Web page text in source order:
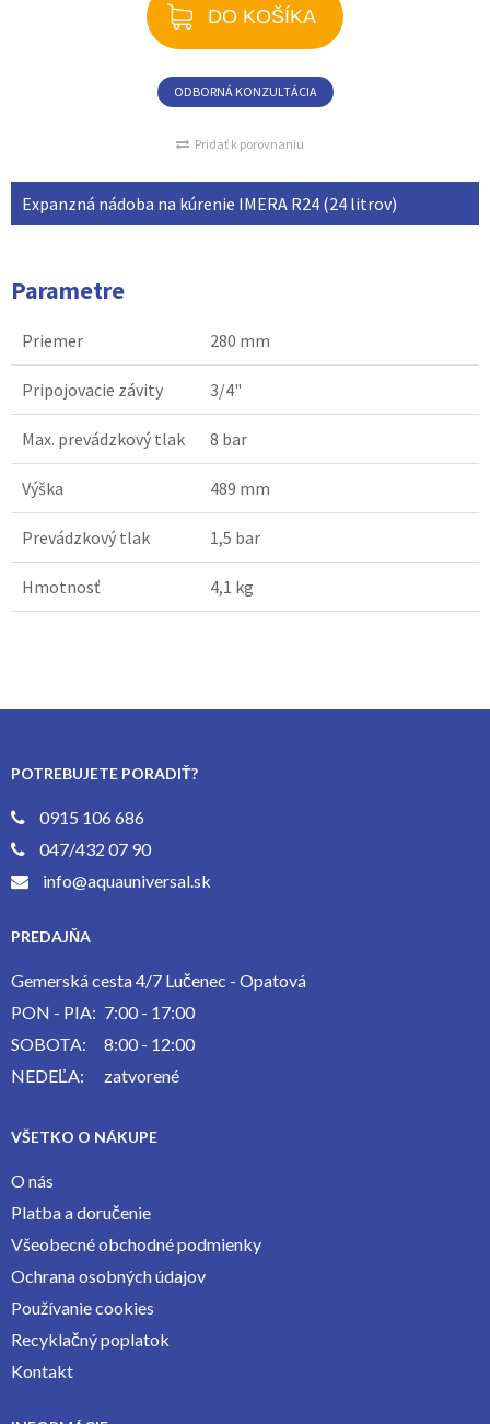
DO KOŠÍKA
ODBORNÁ KONZULTÁCIA
Pridať k porovnaniu
Expanzná nádoba na kúrenie IMERA R24 (24 litrov)
Parametre
Priemer 280 mm
Pripojovacie závity 3/4"
Max. prevádzkový tlak 8 bar
Výška 489 mm
Prevádzkový tlak 1,5 bar
Hmotnosť 4,1 kg
POTREBUJETE PORADIŤ?
0915 106 686
047/432 07 90
info@aquauniversal.sk
PREDAJŇA
Gemerská cesta 4/7 Lučenec - Opatová
PON - PIA: 7:00 - 17:00
SOBOTA:
8:00 - 12:00
NEDEĽA:
zatvorené
VŠETKO O NÁKUPE
O nás
Platba a doručenie
Všeobecné obchodné podmienky
Ochrana osobných údajov
Používanie cookies
Recyklačný poplatok
Kontakt